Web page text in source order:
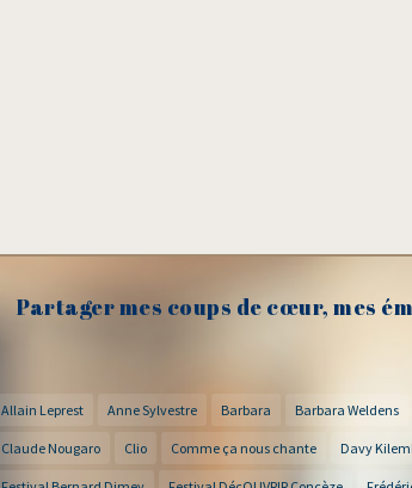
Partager mes coups de cœur, mes
Allain Leprest Anne Sylvestre Barbara Barbara Weldens
Claude Nougaro Clio Comme ça nous chante Davy